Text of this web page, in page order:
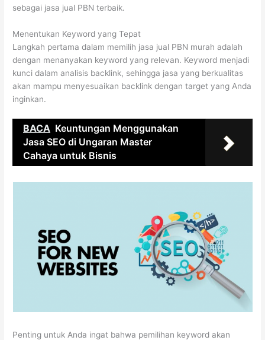
sebagai jasa jual PBN terbaik.
Menentukan Keyword yang Tepat
Langkah pertama dalam memilih jasa jual PBN murah adalah
dengan menanyakan keyword yang relevan. Keyword menjadi
kunci dalam analisis backlink, sehingga jasa yang berkualitas
akan mampu menyesuaikan backlink dengan target yang Anda
inginkan.
BACA Keuntungan Menggunakan
Jasa SEO di Ungaran Master
Cahaya untuk Bisnis
Penting untuk Anda ingat bahwa pemilihan keyword akan